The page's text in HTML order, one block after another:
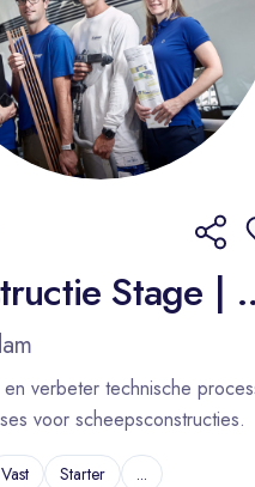
Constructie
verbeter technische
voor scheepsconstructies.
Vast Starter ...